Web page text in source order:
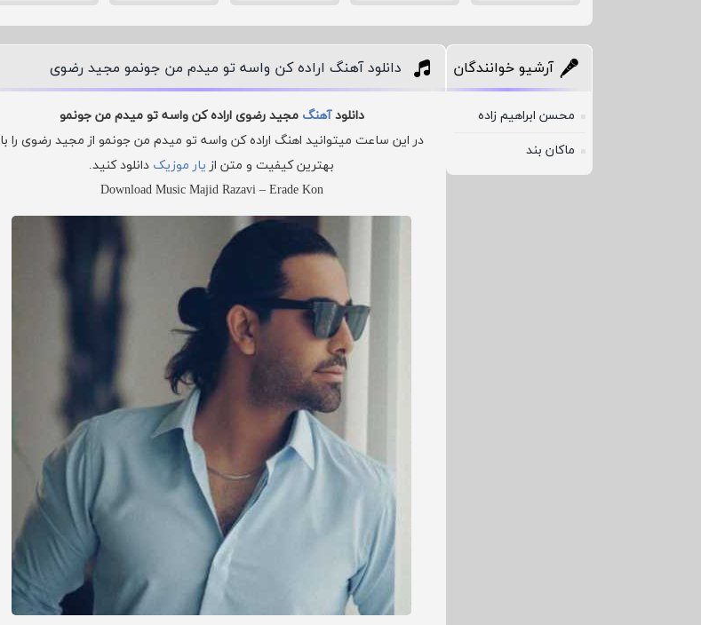
دانلود آهنگ اراده کن واسه تو میدم من جونمو مجید رضوی
دانلودآهنگ مجید رضوی اراده کن واسه تو میدم من جونمو
در این ساعت میتوانید اهنگ اراده کن واسه تو میدم من جونمو از مجید رضوی را با
بهترین کیفیت و متن از یار موزیک دانلود کنید.
Download Music Majid Razavi – Erade Kon
آرشیو خوانندگان
محسن ابراهیم زاده
ماکان بند